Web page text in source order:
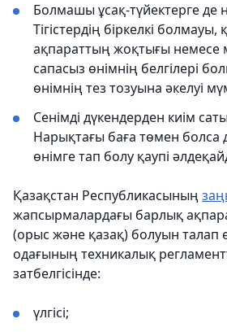
Болмашы ұсақ-түйектерге де
Тігістердің біркелкі
ақпараттың жоқтығы немесе
сапасыз өнімнің белгілері
өнімнің тез тозуына әкелуі
Сенімді дүкендерден киім
Нарықтағы баға төмен болса
өнімге тап болу қаупі
Қазақстан Республикасының
жапсырмалардағы барлық
(орыс және қазақ) болуын талап
одағының техникалық
затбелгісінде:
үлгісі;